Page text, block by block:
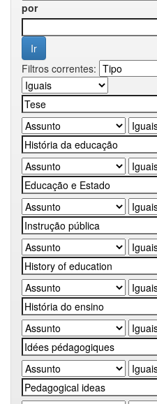
por
Filtros correntes: